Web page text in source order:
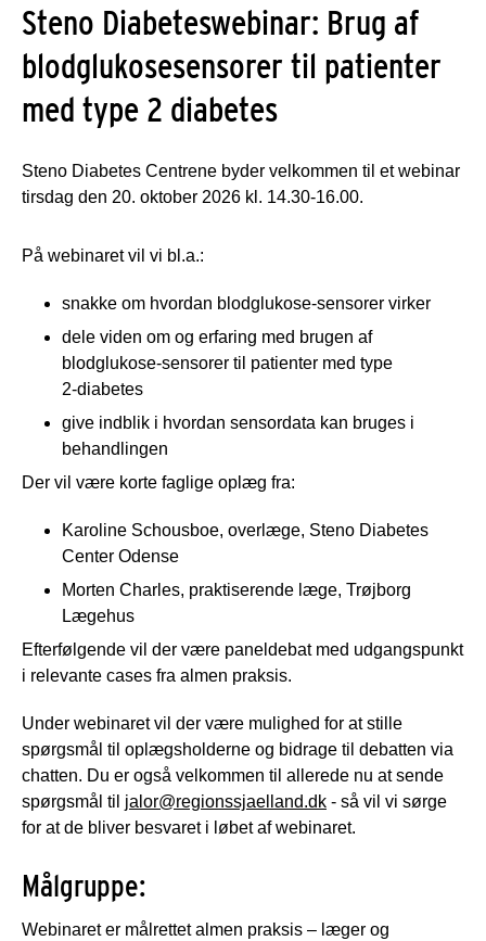
Steno Diabeteswebinar: Brug af
blodglukosesensorer til patienter
med type 2 diabetes
Steno Diabetes Centrene byder velkommen til et webinar
tirsdag den 20. oktober 2026 kl. 14.30-16.00.
På webinaret vil vi bl.a.:
snakke om hvordan blodglukose‑sensorer virker
dele viden om og erfaring med brugen af
blodglukose‑sensorer til patienter med type
2‑diabetes
give indblik i hvordan sensor­data kan bruges i
behandlingen
Der vil være korte faglige oplæg fra:
Karoline Schousboe, overlæge, Steno Diabetes
Center Odense
Morten Charles, praktiserende læge, Trøjborg
Lægehus
Efterfølgende vil der være paneldebat med udgangspunkt
i relevante cases fra almen praksis.
Under webinaret vil der være mulighed for at stille
spørgsmål til oplægsholderne og bidrage til debatten via
chatten. Du er også velkommen til allerede nu at sende
spørgsmål til jalor@regionssjaelland.dk - så vil vi sørge
for at de bliver besvaret i løbet af webinaret.
Målgruppe:
Webinaret er målrettet almen praksis – læger og